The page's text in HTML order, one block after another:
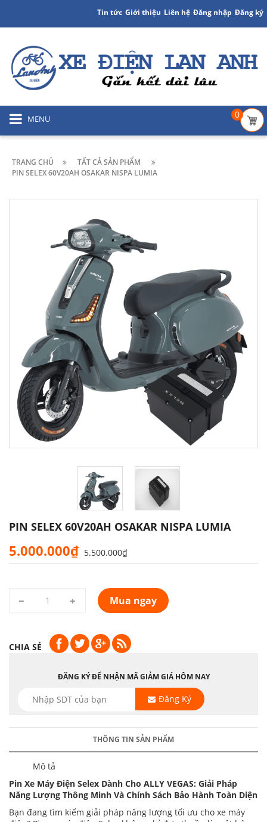
Tin tức Giới thiệu Liên hệ Đăng nhập Đăng ký
MENU 0
TRANG CHỦ
TẤT CẢ SẢN PHẨM
PIN SELEX 60V20AH OSAKAR NISPA LUMIA
PIN SELEX 60V20AH OSAKAR NISPA LUMIA
5.000.000₫ 5.500.000₫
Mua ngay
CHIA SẺ
ĐĂNG KÝ ĐỂ NHẬN MÃ GIẢM GIÁ HÔM NAY
Đăng Ký
THÔNG TIN SẢN PHẨM
Mô tả
Pin Xe Máy Điện Selex Dành Cho ALLY VEGAS: Giải Pháp
Năng Lượng Thông Minh Và Chính Sách Bảo Hành Toàn Diện
Bạn đang tìm kiếm giải pháp năng lượng tối ưu cho xe máy